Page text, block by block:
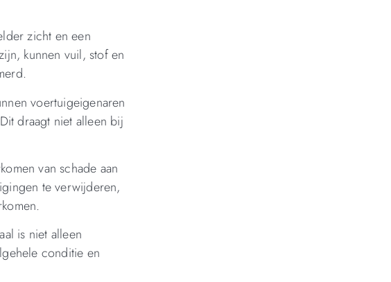
zicht en een
kunnen vuil, stof en
voertuigeigenaren
draagt niet alleen bij
van schade aan
te verwijderen,
is niet alleen
conditie en